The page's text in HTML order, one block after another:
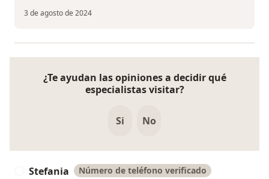
3 de agosto de 2024
¿Te ayudan las opiniones a decidir qué
especialistas visitar?
Si No
Stefania Número de teléfono verificado